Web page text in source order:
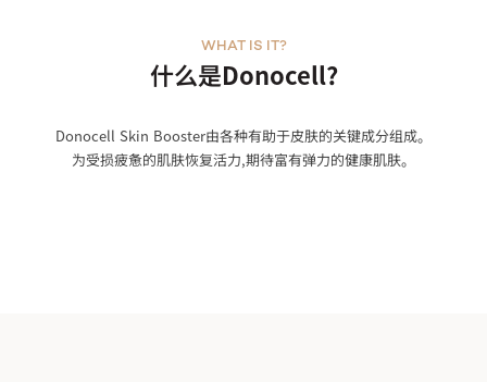
什么是Donocell?
WHAT IS IT?
Donocell Skin Booster由各种有助于皮肤的关键成分组成。
为受损疲惫的肌肤恢复活力,期待富有弹力的健康肌肤。